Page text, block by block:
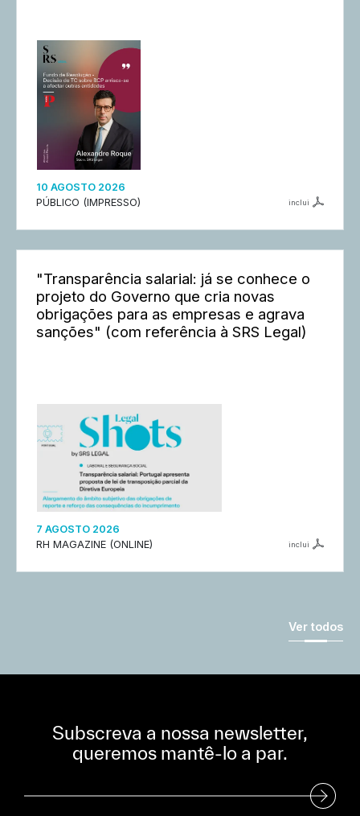
10 AGOSTO 2026
PÚBLICO (IMPRESSO)
inclui
"Transparência salarial: já se conhece o
projeto do Governo que cria novas
obrigações para as empresas e agrava
sanções" (com referência à SRS Legal)
7 AGOSTO 2026
RH MAGAZINE (ONLINE)
inclui
Ver todos
Subscreva a nossa newsletter,
queremos mantê-lo a par.
Subscreva a nossa Newsletter